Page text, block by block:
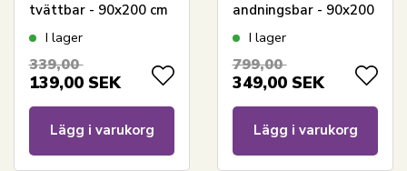
tvättbar - 90x200 cm
- Mjuk och praktisk
Nordstrand Home
I lager
339,00
139,00 SEK
Lägg i varukorg
andningsbar - 90x200
cm - Mjuk och praktisk
Nordstrand Home
I lager
799,00
349,00 SEK
Lägg i varukorg